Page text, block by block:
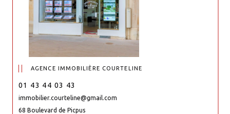
AGENCE IMMOBILIÈRE COURTELINE
01 43 44 03 43
immobilier.courteline@gmail.com
68 Boulevard de Picpus